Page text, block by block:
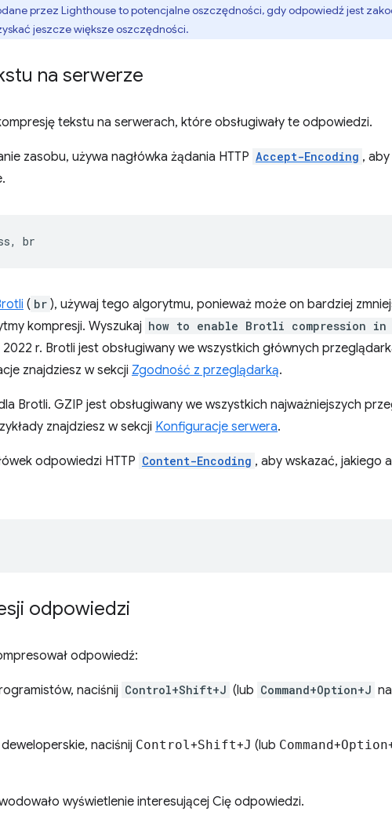
przez Lighthouse to potencjalne oszczędności, gdy odpowiedź jest
jeszcze większe oszczędności.
na serwerze
tekstu na serwerach, które obsługiwały te odpowiedzi.
zasobu, używa nagłówka żądania HTTP Accept-Encoding ,
( br ), używaj tego algorytmu, ponieważ może on bardziej
kompresji. Wyszukaj how to enable Brotli compression in
r. Brotli jest obsługiwany we wszystkich głównych
znajdziesz w sekcji Zgodność z przeglądarką.
Brotli. GZIP jest obsługiwany we wszystkich najważniejszych
znajdziesz w sekcji Konfiguracje serwera.
odpowiedzi HTTP Content-Encoding , aby wskazać, jakiego
odpowiedzi
odpowiedź:
naciśnij Control+Shift+J (lub Command+Option+J
naciśnij Control+Shift+J (lub Command+Option
wyświetlenie interesującej Cię odpowiedzi.